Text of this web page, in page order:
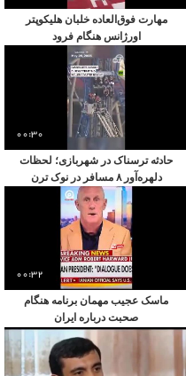
مهارت فوق‌العاده خلبان هلیکوپتر
اورژانس هنگام فرود
00:30
حادثه ترسناک در شهربازی؛ لحظات
دلهره‌آور ۸ مسافر در نوک ترن
هوایی!
00:32
ماسک عجیب مهمان برنامه هنگام
صحبت درباره ایران